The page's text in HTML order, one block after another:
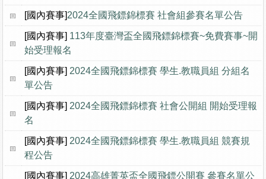
[國內賽事]​2024全國飛鏢錦標賽 社會組參賽名單公告
[國內賽事] 113年度臺灣盃全國飛鏢錦標賽~免費賽事~開
始受理報名
[國內賽事] 2024全國飛鏢錦標賽 學生.教職員組 分組名
單公告
[國內賽事] 2024全國飛鏢錦標賽 社會公開組 開始受理報
名
[國內賽事] 2024全國飛鏢錦標賽 學生.教職員組 競賽規
程公告
[國內賽事] 2024高雄菁英盃全國飛鏢公開賽 參賽名單公